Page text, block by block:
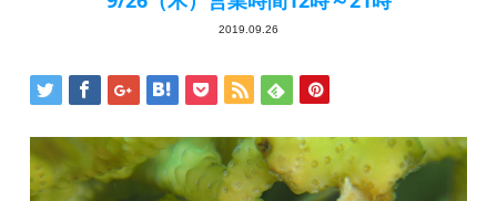
2019.09.26